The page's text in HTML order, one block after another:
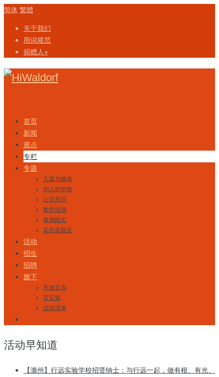
简体 繁體
关于我们
用词规范
捐赠人+
首页
新闻
观点
专栏
专题
儿童与媒体
别人的学校
心灵周历
教学现场
每周图志
花开星期五
活动
招生
招聘
旗下
开放文库
百宝箱
活动清单
活动早知道
【滁州】行远实验学校招贤纳士：与行远一起，做有根、有光、